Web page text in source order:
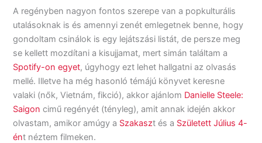
A regényben nagyon fontos szerepe van a popkulturális
utalásoknak is és amennyi zenét emlegetnek benne, hogy
gondoltam csinálok is egy lejátszási listát, de persze meg
se kellett mozdítani a kisujjamat, mert simán találtam a
Spotify-on egyet, úgyhogy ezt lehet hallgatni az olvasás
mellé. Illetve ha még hasonló témájú könyvet keresne
valaki (nők, Vietnám, fikció), akkor ajánlom Danielle Steele:
Saigon cimű regényét (tényleg), amit annak idején akkor
olvastam, amikor amúgy a Szakaszt és a Született Július 4-
ént néztem filmeken.